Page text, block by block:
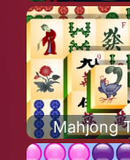
Mahjong